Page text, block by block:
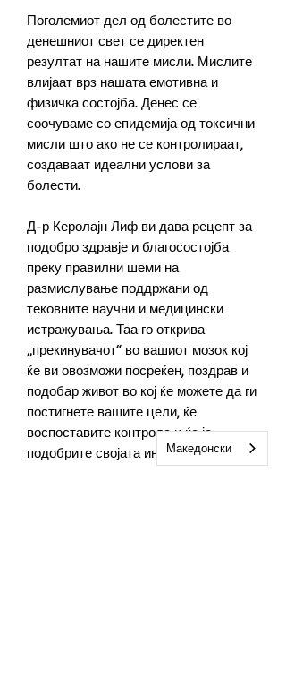
Поголемиот дел од болестите во
денешниот свет се директен
резултат на нашите мисли. Мислите
влијаат врз нашата емотивна и
физичка состојба. Денес се
соочуваме со епидемија од токсични
мисли што ако не се контролираат,
создаваат идеални услови за
болести.
Д-р Керолајн Лиф ви дава рецепт за
подобро здравје и благосостојба
преку правилни шеми на
размислување поддржани од
тековните научни и медицински
истражувања. Таа го открива
„прекинувачот“ во вашиот мозок кој
ќе ви овозможи посреќен, поздрав и
подобар живот во кој ќе можете да ги
постигнете вашите цели, ќе
воспоставите контрола и ќе ја
подобрите својата интелигенција.
Македонски